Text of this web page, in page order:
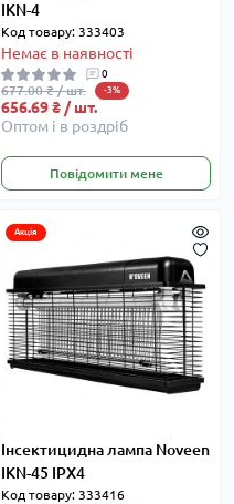
IKN-4
Код товару: 333403
Немає в наявності
0
677.00 ₴ / шт. -3%
656.69 ₴ / шт.
Оптом і в роздріб
Повідомити мене
Акція
Інсектицидна лампа Noveen
IKN-45 IPX4
Код товару: 333416